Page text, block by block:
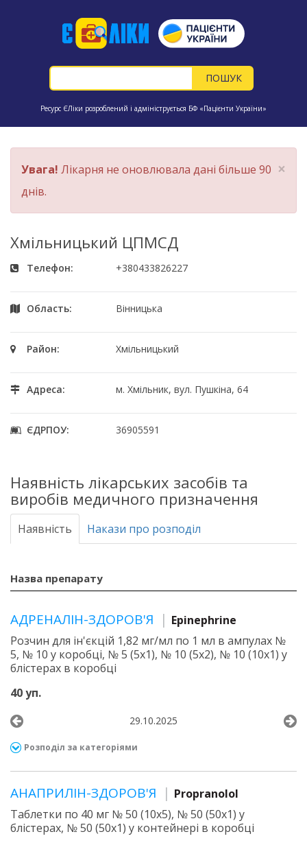
Ресурс ЄЛіки розроблений і адмініструється БФ «Пацієнти України»
×
Увага! Лікарня не оновлювала дані більше 90
днів.
Хмільницький ЦПМСД
Телефон: +380433826227
Область: Вінницька
Район: Хмільницький
Адреса: м. Хмільник, вул. Пушкіна, 64
ЄДРПОУ: 36905591
Наявність лікарських засобів та
виробів медичного призначення
Наявність Накази про розподіл
Назва препарату
АДРЕНАЛІН-ЗДОРОВ'Я
Epinephrine
Розчин для ін'єкцій 1,82 мг/мл по 1 мл в ампулах №
5, № 10 у коробці, № 5 (5х1), № 10 (5х2), № 10 (10х1) у
блістерах в коробці
40 уп.
29.10.2025
Розподіл за категоріями
АНАПРИЛІН-ЗДОРОВ'Я
Propranolol
Таблетки по 40 мг № 50 (10х5), № 50 (50х1) у
блістерах, № 50 (50х1) у контейнері в коробці